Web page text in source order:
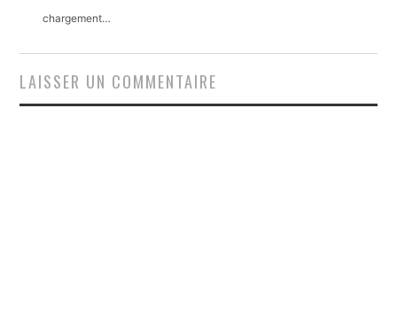
chargement…
LAISSER UN COMMENTAIRE